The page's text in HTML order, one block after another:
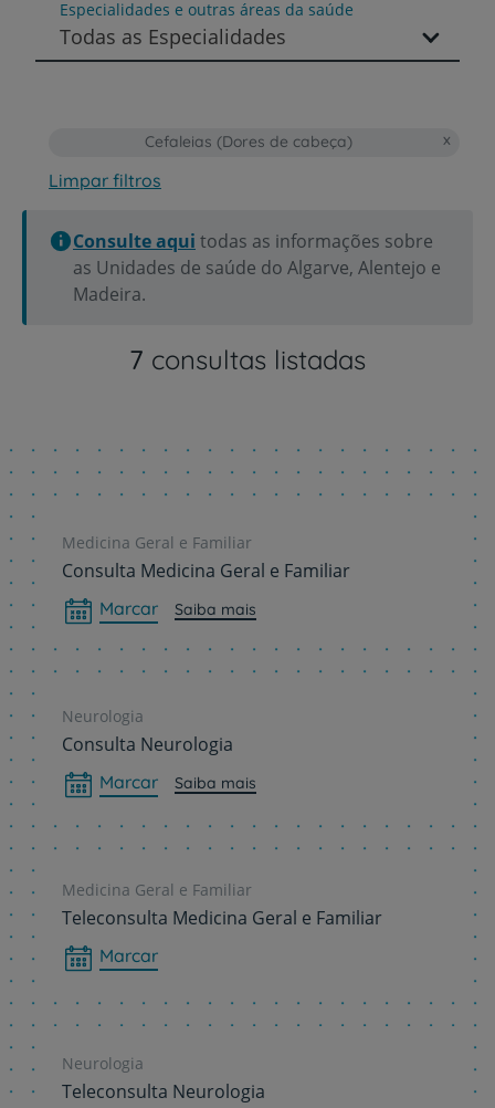
Especialidades e outras áreas da saúde
Todas as Especialidades
Cefaleias (Dores de cabeça)
Limpar filtros
Consulte aqui todas as informações sobre
as Unidades de saúde do Algarve, Alentejo e
Madeira.
7 consultas listadas
Medicina Geral e Familiar
Consulta Medicina Geral e Familiar
Marcar Saiba mais
Neurologia
Consulta Neurologia
Marcar Saiba mais
Medicina Geral e Familiar
Teleconsulta Medicina Geral e Familiar
Marcar
Neurologia
Teleconsulta Neurologia